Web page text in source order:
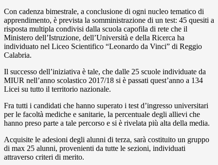
Con cadenza bimestrale, a conclusione di ogni nucleo tematico di
apprendimento, è prevista la somministrazione di un test: 45 quesiti a
risposta multipla condivisi dalla scuola capofila di rete che il
Ministero dell’Istruzione, dell’Università e della Ricerca ha
individuato nel Liceo Scientifico “Leonardo da Vinci” di Reggio
Calabria.
Il successo dell’iniziativa è tale, che dalle 25 scuole individuate da
MIUR nell’anno scolastico 2017/18 si è passati quest’anno a 134
Licei su tutto il territorio nazionale.
Fra tutti i candidati che hanno superato i test d’ingresso universitari
per le facoltà mediche e sanitarie, la percentuale degli allievi che
hanno preso parte a tale percorso e si è rivelata più alta della media.
Acquisite le adesioni degli alunni di terza, sarà costituito un gruppo
di max 25 alunni, provenienti da tutte le sezioni, individuati
attraverso criteri di merito.